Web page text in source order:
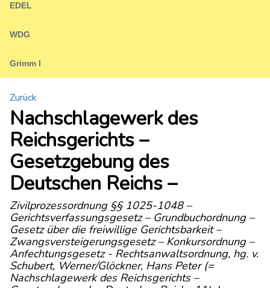
EDEL
WDG
Grimm I
Zurück
Nachschlagewerk des
Reichsgerichts –
Gesetzgebung des
Deutschen Reichs –
Zivilprozessordnung §§ 1025-1048 –
Gerichtsverfassungsgesetz – Grundbuchordnung –
Gesetz über die freiwillige Gerichtsbarkeit –
Zwangsversteigerungsgesetz – Konkursordnung –
Anfechtungsgesetz - Rechtsanwaltsordnung, hg. v.
Schubert, Werner/Glöckner, Hans Peter (=
Nachschlagewerk des Reichsgerichts –